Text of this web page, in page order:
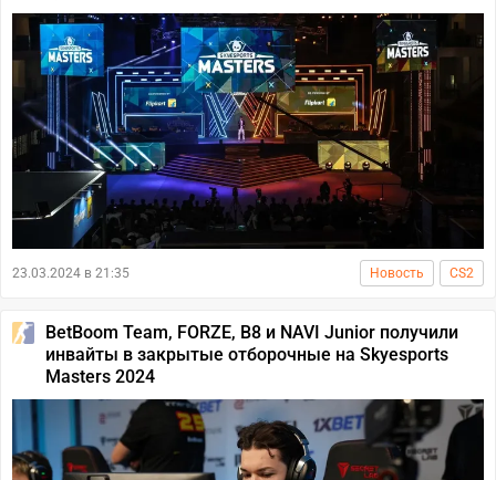
23.03.2024 в 21:35 Новость CS2
BetBoom Team, FORZE, B8 и NAVI Junior получили
инвайты в закрытые отборочные на Skyesports
Masters 2024